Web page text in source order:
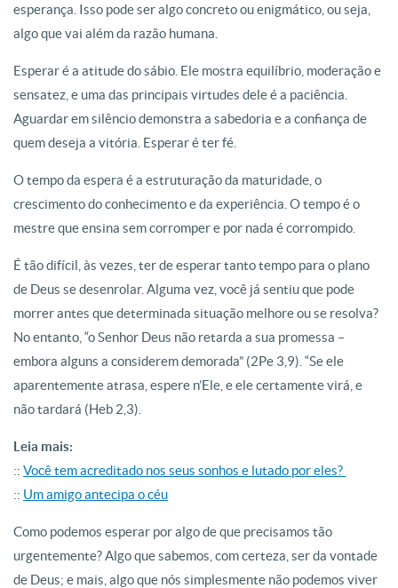
esperança. Isso pode ser algo concreto ou enigmático, ou seja,
algo que vai além da razão humana.
Esperar é a atitude do sábio. Ele mostra equilíbrio, moderação e
sensatez, e uma das principais virtudes dele é a paciência.
Aguardar em silêncio demonstra a sabedoria e a confiança de
quem deseja a vitória. Esperar é ter fé.
O tempo da espera é a estruturação da maturidade, o
crescimento do conhecimento e da experiência. O tempo é o
mestre que ensina sem corromper e por nada é corrompido.
É tão difícil, às vezes, ter de esperar tanto tempo para o plano
de Deus se desenrolar. Alguma vez, você já sentiu que pode
morrer antes que determinada situação melhore ou se resolva?
No entanto, “o Senhor Deus não retarda a sua promessa –
embora alguns a considerem demorada” (2Pe 3,9). “Se ele
aparentemente atrasa, espere n’Ele, e ele certamente virá, e
não tardará (Heb 2,3).
Leia mais:
:: Você tem acreditado nos seus sonhos e lutado por eles?
:: Um amigo antecipa o céu
Como podemos esperar por algo de que precisamos tão
urgentemente? Algo que sabemos, com certeza, ser da vontade
de Deus; e mais, algo que nós simplesmente não podemos viver